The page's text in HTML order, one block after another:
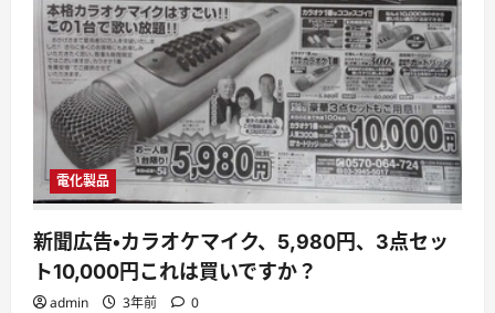
電化製品
新聞広告・カラオケマイク、5,980円、3点セッ
ト10,000円これは買いですか？
admin 3年前 0